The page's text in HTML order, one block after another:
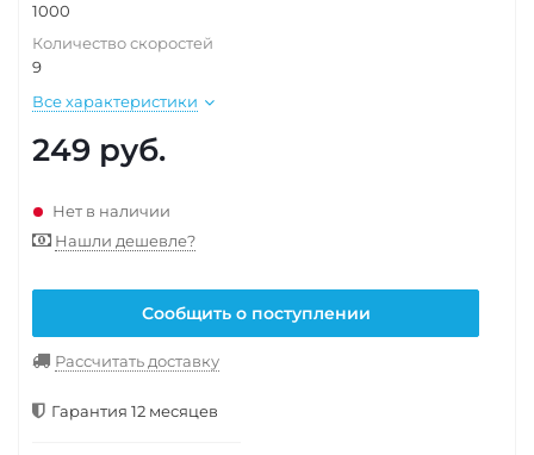
1000
Количество скоростей
9
Все характеристики
249 руб.
Нет в наличии
Нашли дешевле?
Сообщить о поступлении
Рассчитать доставку
Гарантия 12 месяцев